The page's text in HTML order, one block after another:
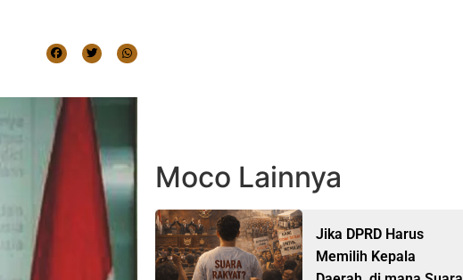
Moco Lainnya
Jika DPRD Harus
Memilih Kepala